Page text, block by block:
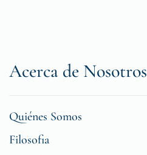
Acerca de Nosotros
Quiénes Somos
Filosofia